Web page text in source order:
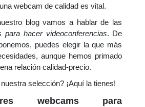
webcam de calidad es vital.
blog vamos a hablar de las
para hacer videoconferencias. De
puedes elegir la que más
aunque hemos primado
relación calidad-precio.
selección? ¡Aquí la tienes!
webcams para